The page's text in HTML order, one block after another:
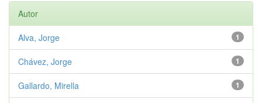
Autor
1
Alva, Jorge
1
Chávez, Jorge
1
Gallardo, Mirella